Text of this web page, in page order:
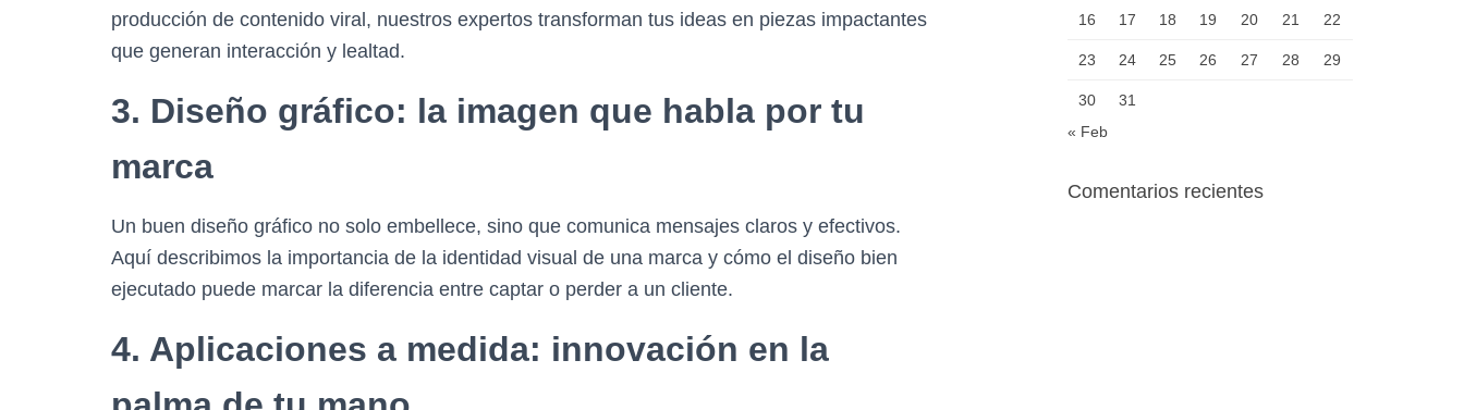
producción de contenido viral, nuestros expertos transforman tus ideas en piezas impactantes
que generan interacción y lealtad.
3. Diseño gráfico: la imagen que habla por tu
marca
Un buen diseño gráfico no solo embellece, sino que comunica mensajes claros y efectivos.
Aquí describimos la importancia de la identidad visual de una marca y cómo el diseño bien
ejecutado puede marcar la diferencia entre captar o perder a un cliente.
4. Aplicaciones a medida: innovación en la
16 17 18 19 20 21 22
23 24 25 26 27 28 29
30
31
« Feb
Comentarios recientes